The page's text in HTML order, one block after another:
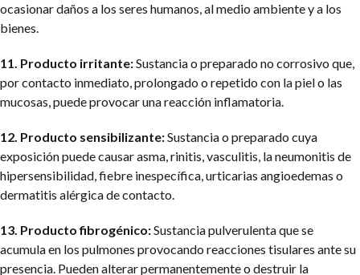
ocasionar daños a los seres humanos, al medio ambiente y a los
bienes.
11. Producto irritante:Sustancia o preparado no corrosivo que,
por contacto inmediato, prolongado o repetido con la piel o las
mucosas, puede provocar una reacción inflamatoria.
12. Producto sensibilizante:Sustancia o preparado cuya
exposición puede causar asma, rinitis, vasculitis, la neumonitis de
hipersensibilidad, fiebre inespecífica, urticarias angioedemas o
dermatitis alérgica de contacto.
13. Producto fibrogénico:Sustancia pulverulenta que se
acumula en los pulmones provocando reacciones tisulares ante su
presencia. Pueden alterar permanentemente o destruir la